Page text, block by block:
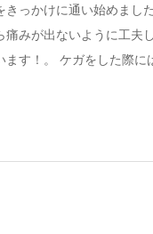
っかけに通い始めまし
痛みが出ないように工夫
す！。 ケガをした際に